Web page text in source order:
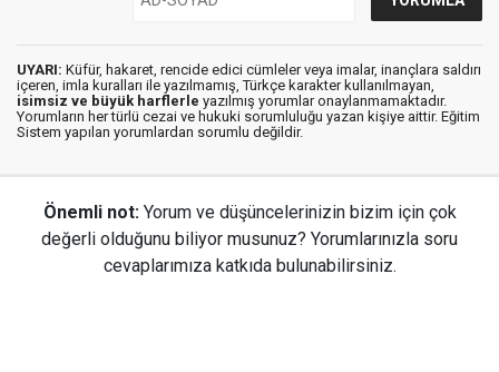
UYARI: Küfür, hakaret, rencide edici cümleler veya imalar, inançlara saldırı
içeren, imla kuralları ile yazılmamış, Türkçe karakter kullanılmayan,
isimsiz ve büyük harflerle yazılmış yorumlar onaylanmamaktadır.
Yorumların her türlü cezai ve hukuki sorumluluğu yazan kişiye aittir. Eğitim
Sistem yapılan yorumlardan sorumlu değildir.
Önemli not: Yorum ve düşüncelerinizin bizim için çok
değerli olduğunu biliyor musunuz? Yorumlarınızla soru
cevaplarımıza katkıda bulunabilirsiniz.